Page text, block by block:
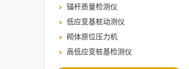
锚杆质量检测仪
低应变基桩动测仪
砌体原位压力机
高低应变桩基检测仪